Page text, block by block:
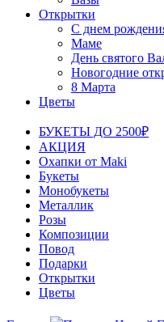
Открытки
С днем
Маме
День святого
Новогодние
8 Марта
Цветы
БУКЕТЫ ДО 2500₽
АКЦИЯ
Охапки от Maki
Букеты
Монобукеты
Металлик
Розы
Композиции
Повод
Подарки
Открытки
Цветы